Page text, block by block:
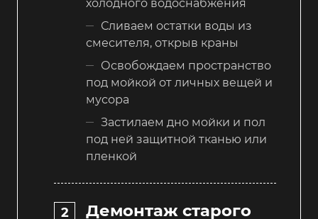
холодного водоснабжения
Сливаем остатки воды из
смесителя, открыв краны
Освобождаем пространство
под мойкой от личных вещей и
мусора
Застилаем дно мойки и пол
под ней защитной тканью или
пленкой
Демонтаж старого